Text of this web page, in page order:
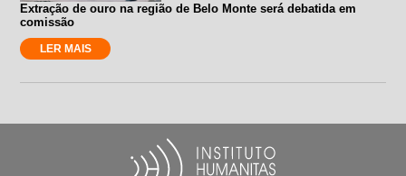
Extração de ouro na região de Belo Monte será debatida em
comissão
LER MAIS